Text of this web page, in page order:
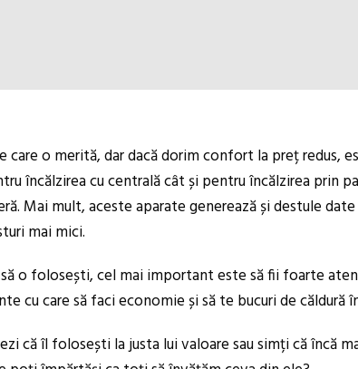
o merită, dar dacă dorim confort la preț redus,
încălzirea cu centrală cât și pentru încălzirea prin
Mai mult, aceste aparate generează și destule
mai mici.
o folosești, cel mai important este să fii foarte
cu care să faci economie și să te bucuri de căldură
că îl folosești la justa lui valoare sau simți că încă